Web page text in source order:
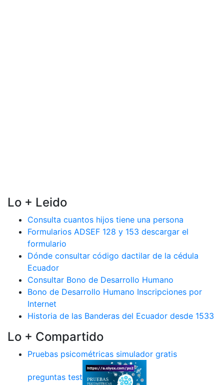
Lo + Leido
Consulta cuantos hijos tiene una persona
Formularios ADSEF 128 y 153 descargar el
formulario
Dónde consultar código dactilar de la cédula
Ecuador
Consultar Bono de Desarrollo Humano
Bono de Desarrollo Humano Inscripciones por
Internet
Historia de las Banderas del Ecuador desde 1533
Lo + Compartido
Pruebas psicométricas simulador gratis
preguntas test